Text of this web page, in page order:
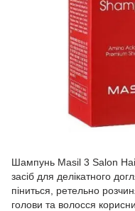
Шампунь Masil 3 Salon
засіб для делікатного
піниться, ретельно
голови та волосся